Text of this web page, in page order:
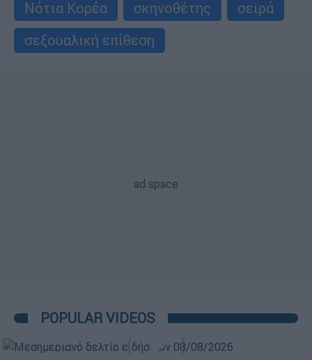
Νότια Κορέα σκηνοθέτης
σειρά
σεξουαλική επίθεση
POPULAR VIDEOS